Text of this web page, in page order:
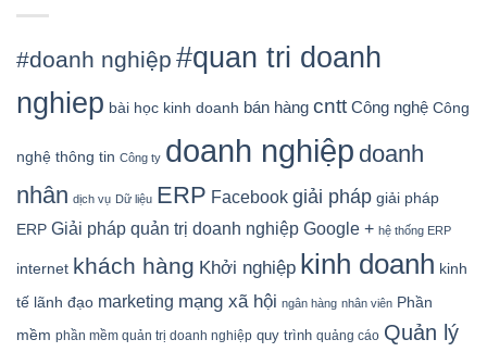
#doanh nghiệp #quan tri doanh
nghiep bài học kinh doanh bán hàng cntt Công nghệ Công
nghệ thông tin Công ty doanh nghiệp doanh
nhân dịch vụ Dữ liệu ERP Facebook giải pháp giải pháp
ERP Giải pháp quản trị doanh nghiệp Google + hệ thống ERP
internet khách hàng Khởi nghiệp kinh doanh kinh
tế lãnh đạo marketing mạng xã hội ngân hàng nhân viên Phần
mềm phần mềm quản trị doanh nghiệp quy trình quảng cáo Quản lý